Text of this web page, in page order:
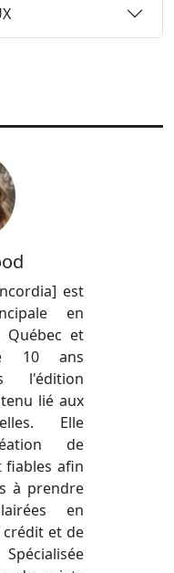
est
en
Québec et
10 ans
l'édition
lié aux
Elle
de
fiables afin
à prendre
en
et de